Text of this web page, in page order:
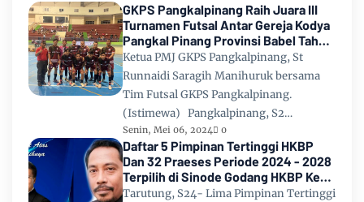
GKPS Pangkalpinang Raih Juara III
Turnamen Futsal Antar Gereja Kodya
Pangkal Pinang Provinsi Babel Tahun
2024
Ketua PMJ GKPS Pangkalpinang, St
Runnaidi Saragih Manihuruk bersama
Tim Futsal GKPS Pangkalpinang.
(Istimewa) Pangkalpinang, S2…
Senin, Mei 06, 2024 0
Daftar 5 Pimpinan Tertinggi HKBP
Dan 32 Praeses Periode 2024 - 2028
Terpilih di Sinode Godang HKBP Ke
67 Tahun 2024
Tarutung, S24- Lima Pimpinan Tertinggi